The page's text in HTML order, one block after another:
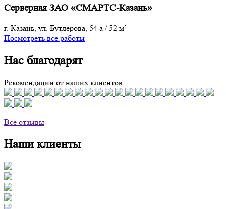
Серверная ЗАО «СМАРТС-Казань»
г. Казань, ул. Бутлерова, 54 а /52 м²
Посмотреть все работы
Нас благодарят
Рекомендации от наших клиентов
Все отзывы
Наши клиенты